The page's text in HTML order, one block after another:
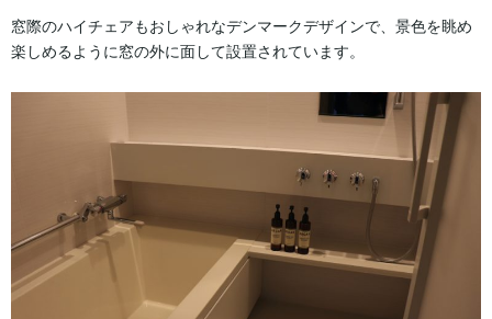
窓際のハイチェアもおしゃれなデンマークデザインで、景色を眺め
楽しめるように窓の外に面して設置されています。